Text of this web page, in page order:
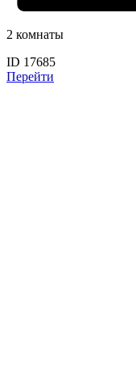
2 комнаты
ID 17685
Перейти